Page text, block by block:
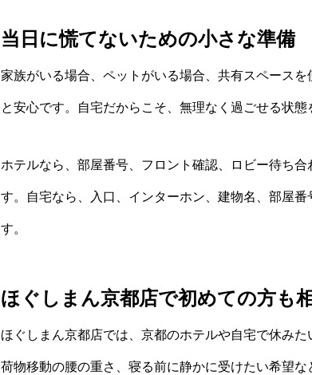
当日に慌てないための小さな準備
家族がいる場合、ペットがいる場合、共有スペースを
と安心です。自宅だからこそ、無理なく過ごせる状態
ホテルなら、部屋番号、フロント確認、ロビー待ち
す。自宅なら、入口、インターホン、建物名、部屋
す。
ほぐしまん京都店で初めての方も
ほぐしまん京都店では、京都のホテルや自宅で休みた
荷物移動の腰の重さ、寝る前に静かに受けたい希望な